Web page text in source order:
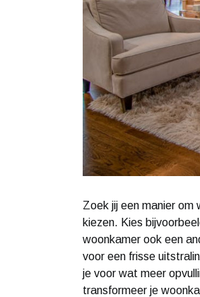
Zoek jij een manier
kiezen. Kies
woonkamer ook een
voor een frisse
je voor wat meer
transformeer je